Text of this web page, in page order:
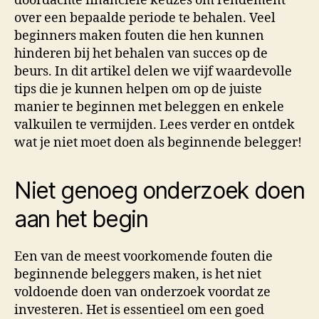
over een bepaalde periode te behalen. Veel
beginners maken fouten die hen kunnen
hinderen bij het behalen van succes op de
beurs. In dit artikel delen we vijf waardevolle
tips die je kunnen helpen om op de juiste
manier te beginnen met beleggen en enkele
valkuilen te vermijden. Lees verder en ontdek
wat je niet moet doen als beginnende belegger!
Niet genoeg onderzoek doen
aan het begin
Een van de meest voorkomende fouten die
beginnende beleggers maken, is het niet
voldoende doen van onderzoek voordat ze
investeren. Het is essentieel om een goed